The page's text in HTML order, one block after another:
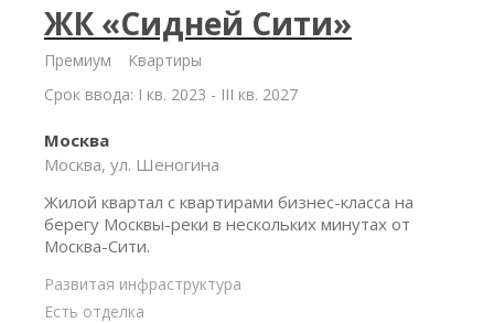
ЖК «Сидней Сити»
Премиум
Квартиры
Срок ввода: I кв. 2023 - III кв. 2027
Москва
Москва, ул. Шеногина
Жилой квартал с квартирами бизнес-класса на
берегу Москвы-реки в нескольких минутах от
Москва-Сити.
Развитая инфраструктура
Есть отделка